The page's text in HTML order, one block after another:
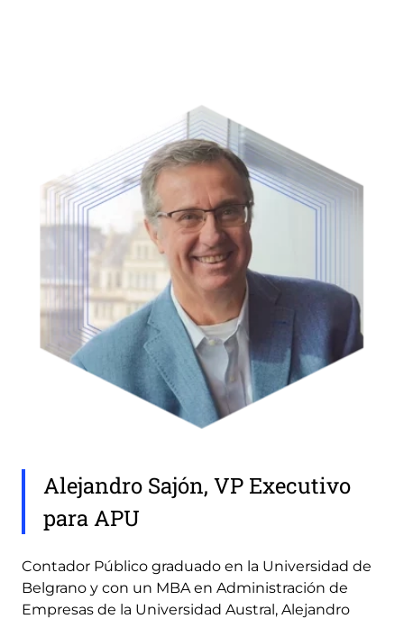
Alejandro Sajón, VP Executivo
para APU
Contador Público graduado en la Universidad de
Belgrano y con un MBA en Administración de
Empresas de la Universidad Austral, Alejandro